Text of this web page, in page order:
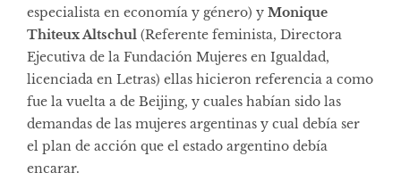
especialista en economía y género) y Monique
Thiteux Altschul (Referente feminista, Directora
Ejecutiva de la Fundación Mujeres en Igualdad,
licenciada en Letras) ellas hicieron referencia a como
fue la vuelta a de Beijing, y cuales habían sido las
demandas de las mujeres argentinas y cual debía ser
el plan de acción que el estado argentino debía
encarar.